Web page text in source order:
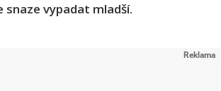
snaze vypadat mladší.